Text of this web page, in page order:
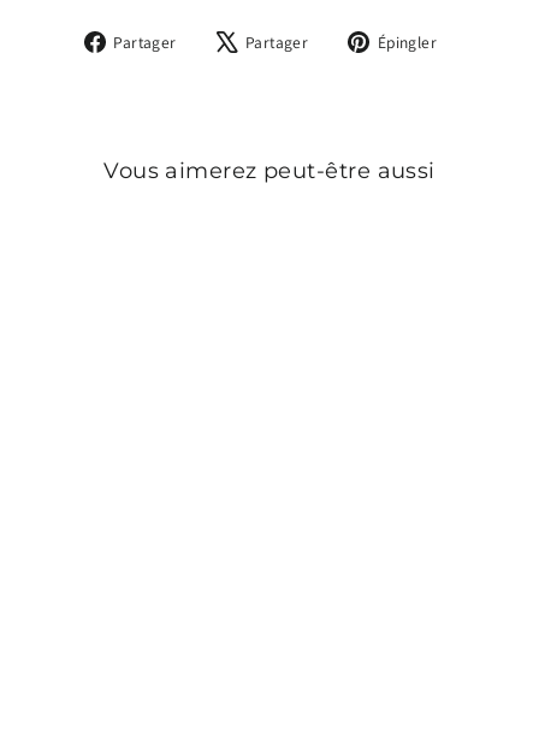
Partager
PartagerPartager
TweeterÉpingler
Vous aimerez peut-être aussi